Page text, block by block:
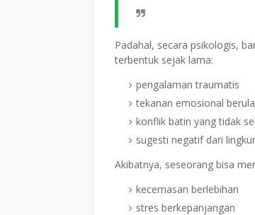
Padahal, secara psikologis,
terbentuk sejak lama:
pengalaman traumatis
tekanan emosional
konflik batin yang tidak
sugesti negatif dari
Akibatnya, seseorang bisa
kecemasan berlebihan
stres berkepanjangan